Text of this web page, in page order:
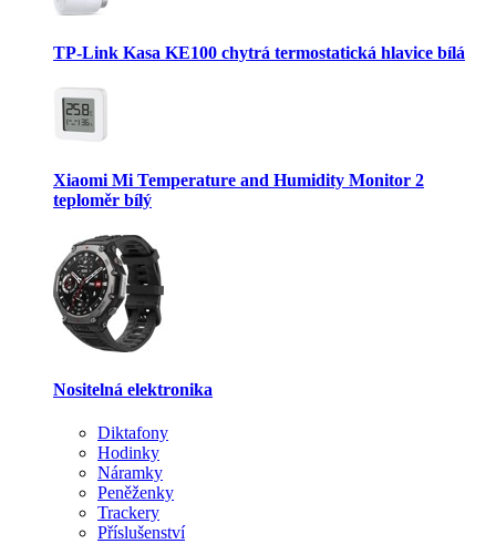
TP-Link Kasa KE100 chytrá termostatická hlavice bílá
Xiaomi Mi Temperature and Humidity Monitor 2
teploměr bílý
Nositelná elektronika
Diktafony
Hodinky
Náramky
Peněženky
Trackery
Příslušenství